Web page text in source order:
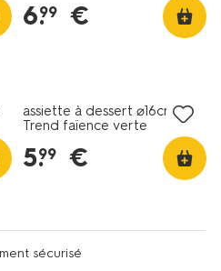
6.
99 €
assiette à dessert ⌀16cm
Trend faïence verte
5.
99 €
sécurisé